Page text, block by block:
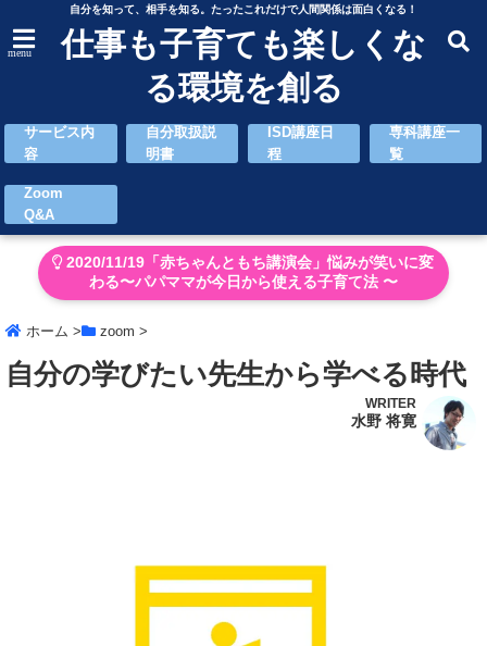
自分を知って、相手を知る。たったこれだけで人間関係は面白くなる！
menu
仕事も子育ても楽しくな
る環境を創る
サービス内
容
自分取扱説
明書
ISD講座日
程
専科講座一
覧
Zoom
Q&A
2020/11/19「赤ちゃんともち講演会」悩みが笑いに変
わる〜パパママが今日から使える子育て法 〜
ホーム > zoom >
自分の学びたい先生から学べる時代
WRITER
水野 将寛